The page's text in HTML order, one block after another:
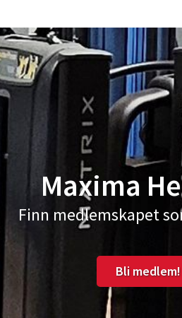
Maxima
Finn medlemskapet
Bli medlem!